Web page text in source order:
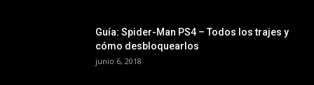
Guía: Spider-Man PS4 – Todos los trajes y
cómo desbloquearlos
junio 6, 2018